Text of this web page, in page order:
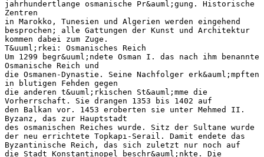
jahrhundertlange osmanische Pr&auml;gung. Historische
Zentren
in Marokko, Tunesien und Algerien werden eingehend
besprochen; alle Gattungen der Kunst und Architektur
kommen dabei zum Zuge.
T&uuml;rkei: Osmanisches Reich
Um 1299 begr&uuml;ndete Osman I. das nach ihm benannte
Osmanische Reich und
die Osmanen-Dynastie. Seine Nachfolger erk&auml;mpften
in blutigen Fehden gegen
die anderen t&uuml;rkischen St&auml;mme die
Vorherrschaft. Sie drangen 1353 bis 1402 auf
den Balkan vor. 1453 eroberten sie unter Mehmed II.
Byzanz, das zur Hauptstadt
des osmanischen Reiches wurde. Sitz der Sultane wurde
der neu errichtete Topkapı-Serail. Damit endete das
Byzantinische Reich, das sich zuletzt nur noch auf
die Stadt Konstantinopel beschr&auml;nkte. Die